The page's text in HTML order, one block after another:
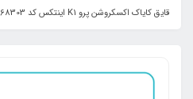
قایق کایاک اکسکروشن پرو K1 اینتکس کد 68303